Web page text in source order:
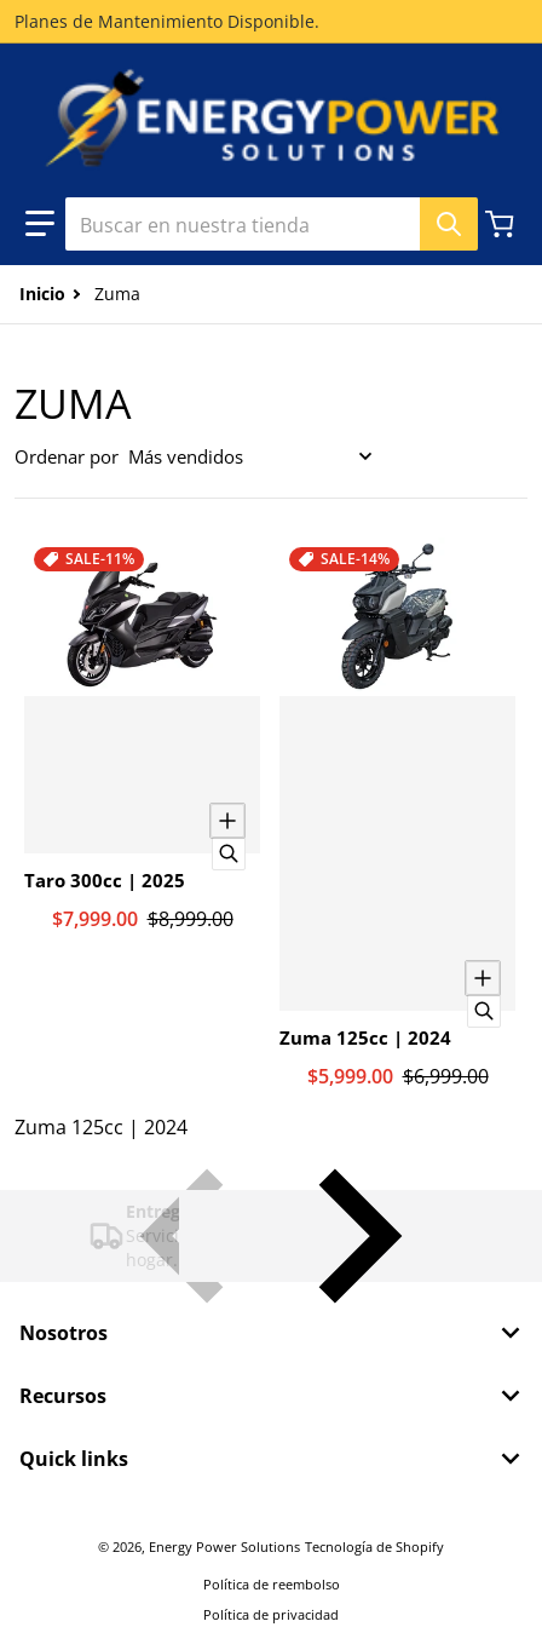
Planes de Mantenimiento Disponible.
Buscar en nuestra tienda
Inicio Zuma
ZUMA
Ordenar por
SALE-11%
Taro 300cc | 2025
$7,999.00 $8,999.00
SALE-14%
Zuma 125cc | 2024
$5,999.00 $6,999.00
Zuma 125cc | 2024
Entrega
Servicio de entrega a la puerta de tu
hogar.
Nosotros
Recursos
Quick links
© 2026, Energy Power Solutions Tecnología de Shopify
Política de reembolso
Política de privacidad